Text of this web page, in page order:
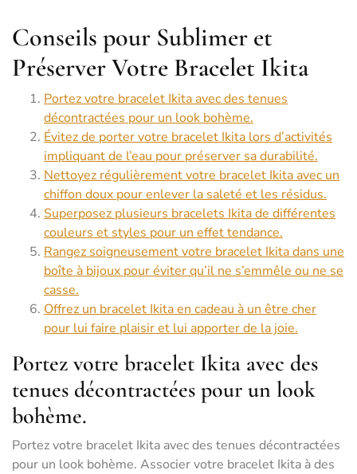
Conseils pour Sublimer et
Préserver Votre Bracelet Ikita
Portez votre bracelet Ikita avec des tenues
décontractées pour un look bohème.
Évitez de porter votre bracelet Ikita lors d’activités
impliquant de l’eau pour préserver sa durabilité.
Nettoyez régulièrement votre bracelet Ikita avec un
chiffon doux pour enlever la saleté et les résidus.
Superposez plusieurs bracelets Ikita de différentes
couleurs et styles pour un effet tendance.
Rangez soigneusement votre bracelet Ikita dans une
boîte à bijoux pour éviter qu’il ne s’emmêle ou ne se
casse.
Offrez un bracelet Ikita en cadeau à un être cher
pour lui faire plaisir et lui apporter de la joie.
Portez votre bracelet Ikita avec des
tenues décontractées pour un look
bohème.
Portez votre bracelet Ikita avec des tenues décontractées
pour un look bohème. Associer votre bracelet Ikita à des